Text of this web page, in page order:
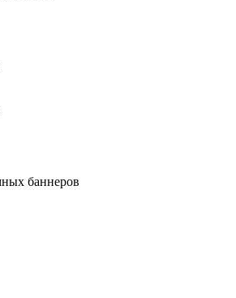
баннеров